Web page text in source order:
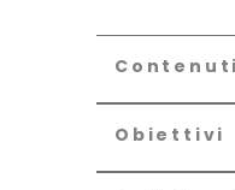
Contenuti
Obiettivi